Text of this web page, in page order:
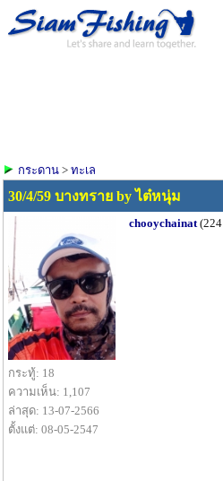
กระดาน > ทะเล
30/4/59 บางทราย by ไต๋หนุ่ม
กระทู้: 18
ความเห็น: 1,107
ล่าสุด: 13-07-2566
ตั้งแต่: 08-05-2547
chooychainat (224